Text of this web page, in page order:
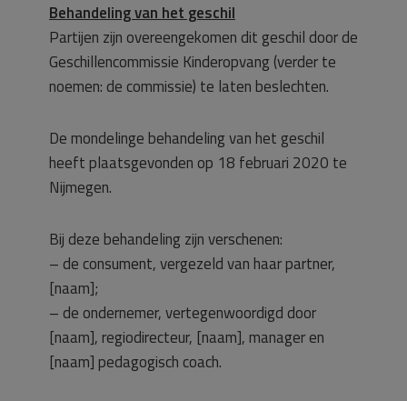
Behandeling van het geschil
Partijen zijn overeengekomen dit geschil door de
Geschillencommissie Kinderopvang (verder te
noemen: de commissie) te laten beslechten.
De mondelinge behandeling van het geschil
heeft plaatsgevonden op 18 februari 2020 te
Nijmegen.
Bij deze behandeling zijn verschenen:
– de consument, vergezeld van haar partner,
[naam];
– de ondernemer, vertegenwoordigd door
[naam], regiodirecteur, [naam], manager en
[naam] pedagogisch coach.